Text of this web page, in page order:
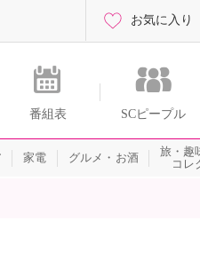
番組表 SCピープル
お気に入り
家電 グルメ・お酒
旅・趣
コレ